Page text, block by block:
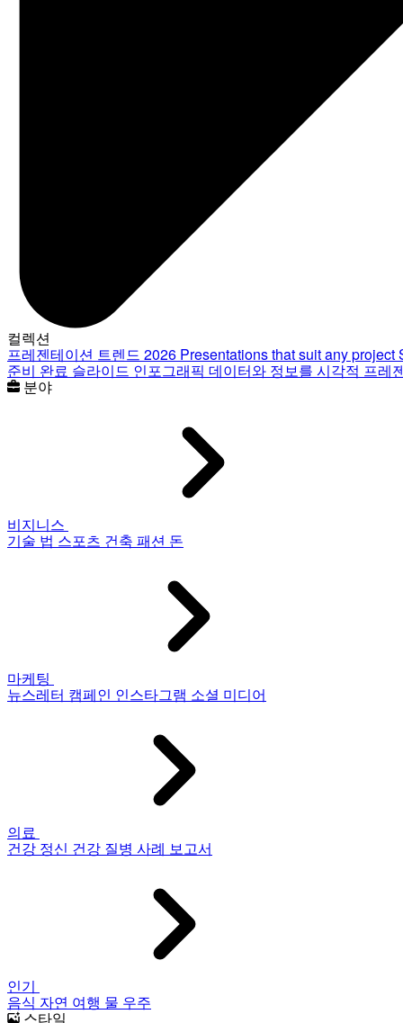
컬렉션
프레젠테이션 트렌드 2026 Presentations that suit any project
준비 완료 슬라이드 인포그래픽 데이터와 정보를 시각적 프레
분야
비지니스
기술 법 스포츠 건축 패션 돈
마케팅
뉴스레터 캠페인 인스타그램 소셜 미디어
의료
건강 정신 건강 질병 사례 보고서
인기
음식 자연 여행 물 우주
스타일